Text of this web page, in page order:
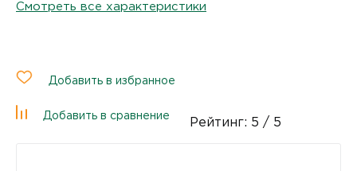
Смотреть все характеристики
Добавить в избранное
Добавить в сравнение
Рейтинг: 5 / 5